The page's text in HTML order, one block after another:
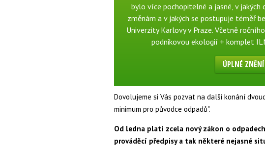
bylo více pochopitelné a jasné, v
změnám a v jakých se postupuje téměř
Univerzity Karlovy v Praze. Včetně
podnikovou ekologií + komplet
ÚPLNÉ ZNĚNÍ
Dovolujeme si Vás pozvat na další konání
minimum pro původce odpadů".
Od ledna platí zcela nový zákon o
prováděcí předpisy a tak některé nejasné